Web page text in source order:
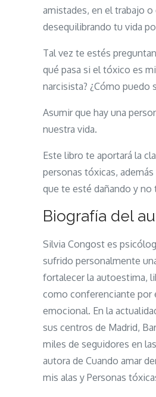
amistades, en el trabajo
desequilibrando tu vida
Tal vez te estés
qué pasa si el tóxico es
narcisista? ¿Cómo puedo
Asumir que hay una
nuestra vida.
Este libro te aportará la
personas tóxicas,
que te esté dañando y no
Biografía del
Silvia Congost es
sufrido personalmente
fortalecer la autoestima,
como conferenciante por
emocional. En la
sus centros de Madrid,
miles de seguidores en
autora de Cuando amar
mis alas y Personas